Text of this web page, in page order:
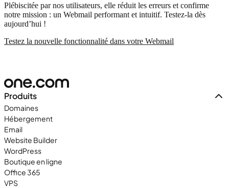
Plébiscitée par nos utilisateurs, elle réduit les erreurs et confirme
notre mission : un Webmail performant et intuitif. Testez-la dès
aujourd’hui !
Testez la nouvelle fonctionnalité dans votre Webmail
Produits
Domaines
Hébergement
Email
Website Builder
WordPress
Boutique en ligne
Office 365
VPS